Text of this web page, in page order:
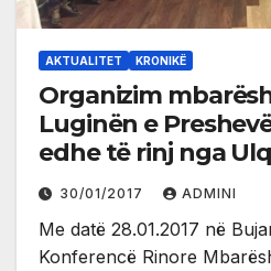
AKTUALITET KRONIKË
Organizim
Luginën e
edhe të rinj nga
30/01/2017 ADMINI
Me datë 28.01.2017 në
Konferencë Rinore